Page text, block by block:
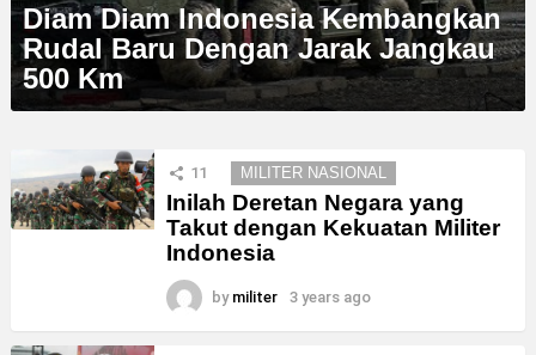
Diam Diam Indonesia Kembangkan
Rudal Baru Dengan Jarak Jangkau
500 Km
11 MILITER NASIONAL
Inilah Deretan Negara yang
Takut dengan Kekuatan Militer
Indonesia
by militer 3 years ago